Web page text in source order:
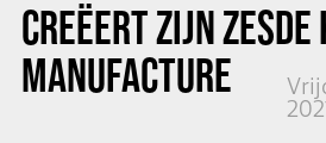
CREËERT ZIJN
MANUFACTURE